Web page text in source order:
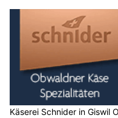
Käserei Schnider in Giswil